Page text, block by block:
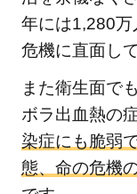
題
に
り
組
ん
で
い
年には1,280
危機に直面し
また衛生面で
ボラ出血熱の
染症にも脆弱
態、命の危機